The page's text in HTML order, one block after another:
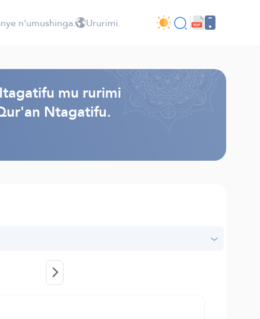
n'umushinga. Ururimi.
mu rurimi
Ntagatifu.